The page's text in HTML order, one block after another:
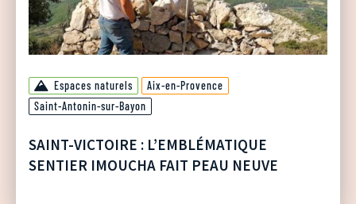
Espaces naturels
Aix-en-Provence
Saint-Antonin-sur-Bayon
SAINT-VICTOIRE : L’EMBLÉMATIQUE
SENTIER IMOUCHA FAIT PEAU NEUVE